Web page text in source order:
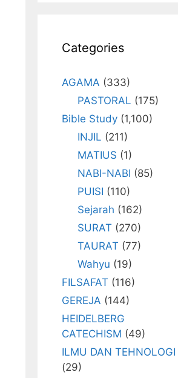
Categories
AGAMA (333)
PASTORAL (175)
Bible Study (1,100)
INJIL (211)
MATIUS (1)
NABI-NABI (85)
PUISI (110)
Sejarah (162)
SURAT (270)
TAURAT (77)
Wahyu (19)
FILSAFAT (116)
GEREJA (144)
HEIDELBERG
CATECHISM (49)
ILMU DAN TEHNOLOGI
(29)